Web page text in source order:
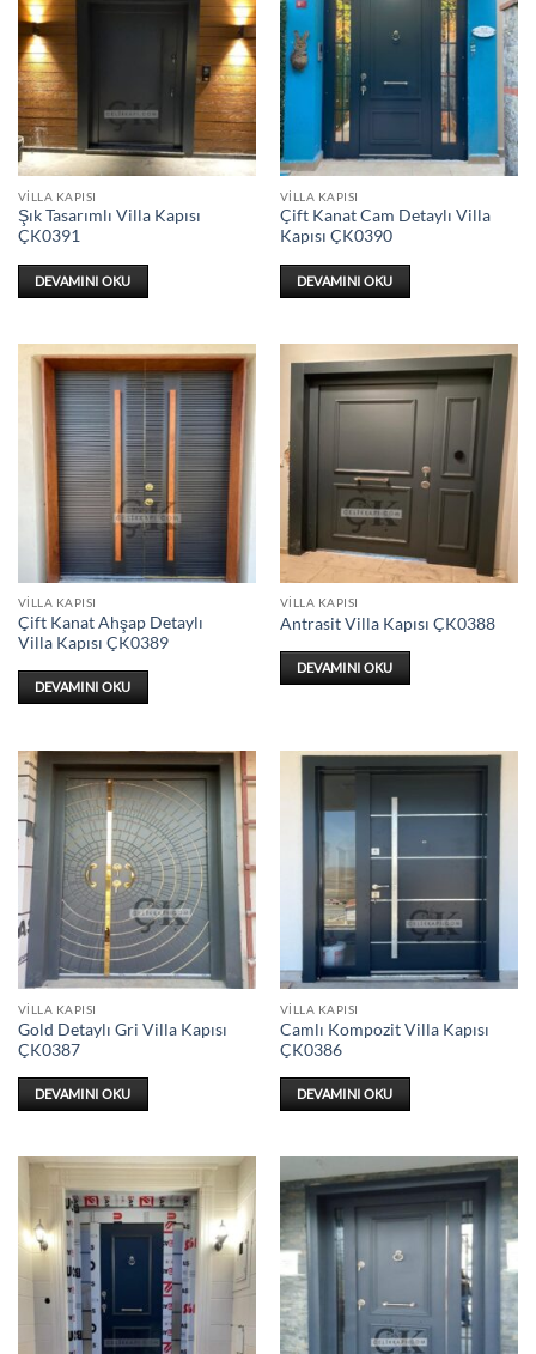
VILLA KAPISI
Şık Tasarımlı Villa Kapısı
ÇK0391
DEVAMINI OKU
VILLA KAPISI
Çift Kanat Cam Detaylı Villa
Kapısı ÇK0390
DEVAMINI OKU
VILLA KAPISI
Çift Kanat Ahşap Detaylı
Villa Kapısı ÇK0389
DEVAMINI OKU
VILLA KAPISI
Antrasit Villa Kapısı ÇK0388
DEVAMINI OKU
VILLA KAPISI
Gold Detaylı Gri Villa Kapısı
ÇK0387
DEVAMINI OKU
VILLA KAPISI
Camlı Kompozit Villa Kapısı
ÇK0386
DEVAMINI OKU